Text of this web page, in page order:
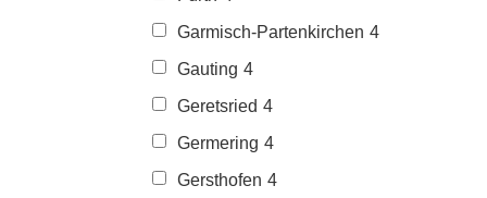
Garmisch-Partenkirchen 4
Gauting 4
Geretsried 4
Germering 4
Gersthofen 4